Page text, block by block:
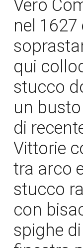
Vero
nel 1627
qui
stucco
un
di
Vittorie
tra arco
stucco
con
spighe